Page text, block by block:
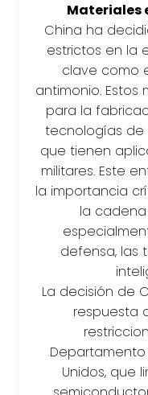
Materiales
China ha
estrictos en la
clave como
antimonio.
para la
tecnologías de
que tienen
militares. Este
la importancia
la
defensa, las
La decisión de
respuesta
Unidos, que